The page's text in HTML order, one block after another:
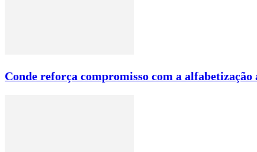
Conde reforça compromisso com a